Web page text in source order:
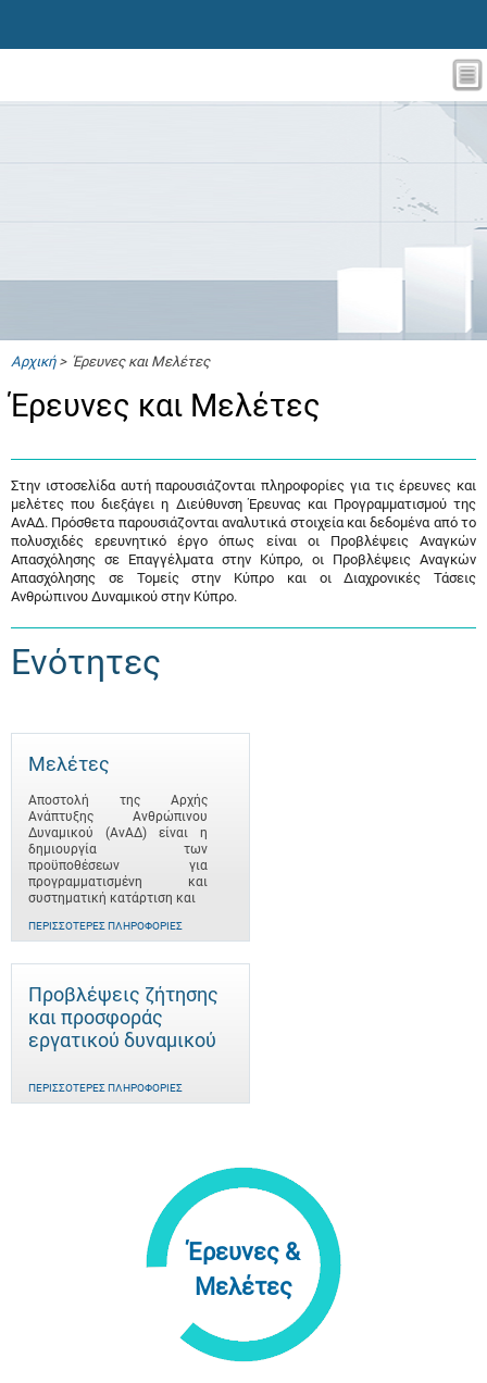
Αρχική> Έρευνες και Μελέτες
Έρευνες και Μελέτες
Στην ιστοσελίδα αυτή παρουσιάζονται πληροφορίες για τις έρευνες και
μελέτες που διεξάγει η Διεύθυνση Έρευνας και Προγραμματισμού της
ΑνΑΔ. Πρόσθετα παρουσιάζονται αναλυτικά στοιχεία και δεδομένα από το
πολυσχιδές ερευνητικό έργο όπως είναι οι Προβλέψεις Αναγκών
Απασχόλησης σε Επαγγέλματα στην Κύπρο, οι Προβλέψεις Αναγκών
Απασχόλησης σε Τομείς στην Κύπρο και οι Διαχρονικές Τάσεις
Ανθρώπινου Δυναμικού στην Κύπρο.
Ενότητες
Μελέτες
Αποστολή της Αρχής
Ανάπτυξης Ανθρώπινου
Δυναμικού (ΑνΑΔ) είναι η
δημιουργία των
προϋποθέσεων για
προγραμματισμένη και
συστηματική κατάρτιση και
ΠΕΡΙΣΣΌΤΕΡΕΣ ΠΛΗΡΟΦΟΡΊΕΣ
Προβλέψεις ζήτησης
και προσφοράς
εργατικού δυναμικού
ΠΕΡΙΣΣΌΤΕΡΕΣ ΠΛΗΡΟΦΟΡΊΕΣ
Έρευνες &
Μελέτες